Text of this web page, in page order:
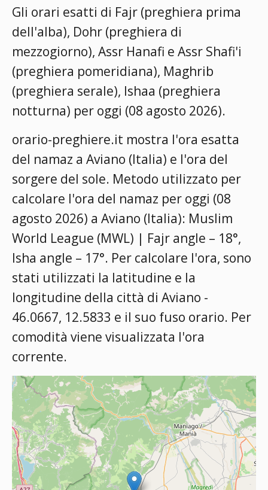
Gli orari esatti di Fajr (preghiera prima
dell'alba), Dohr (preghiera di
mezzogiorno), Assr Hanafi e Assr Shafi'i
(preghiera pomeridiana), Maghrib
(preghiera serale), Ishaa (preghiera
notturna) per oggi (08 agosto 2026).
orario-preghiere.it mostra l'ora esatta
del namaz a Aviano (Italia) e l'ora del
sorgere del sole. Metodo utilizzato per
calcolare l'ora del namaz per oggi (08
agosto 2026) a Aviano (Italia): Muslim
World League (MWL) | Fajr angle – 18°,
Isha angle – 17°. Per calcolare l'ora, sono
stati utilizzati la latitudine e la
longitudine della città di Aviano -
46.0667, 12.5833 e il suo fuso orario. Per
comodità viene visualizzata l'ora
corrente.